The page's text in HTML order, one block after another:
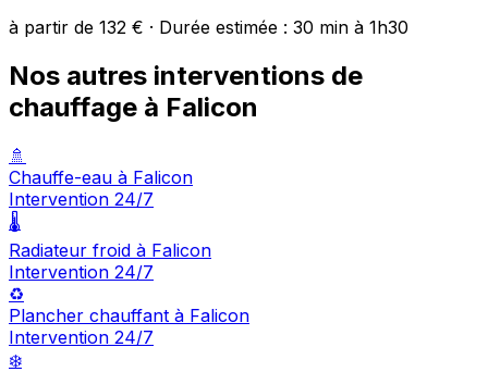
à partir de 132 € · Durée estimée : 30 min à 1h30
Nos autres interventions de
chauffage à Falicon
🚿
Chauffe-eau à Falicon
Intervention 24/7
🌡️
Radiateur froid à Falicon
Intervention 24/7
♻️
Plancher chauffant à Falicon
Intervention 24/7
❄️